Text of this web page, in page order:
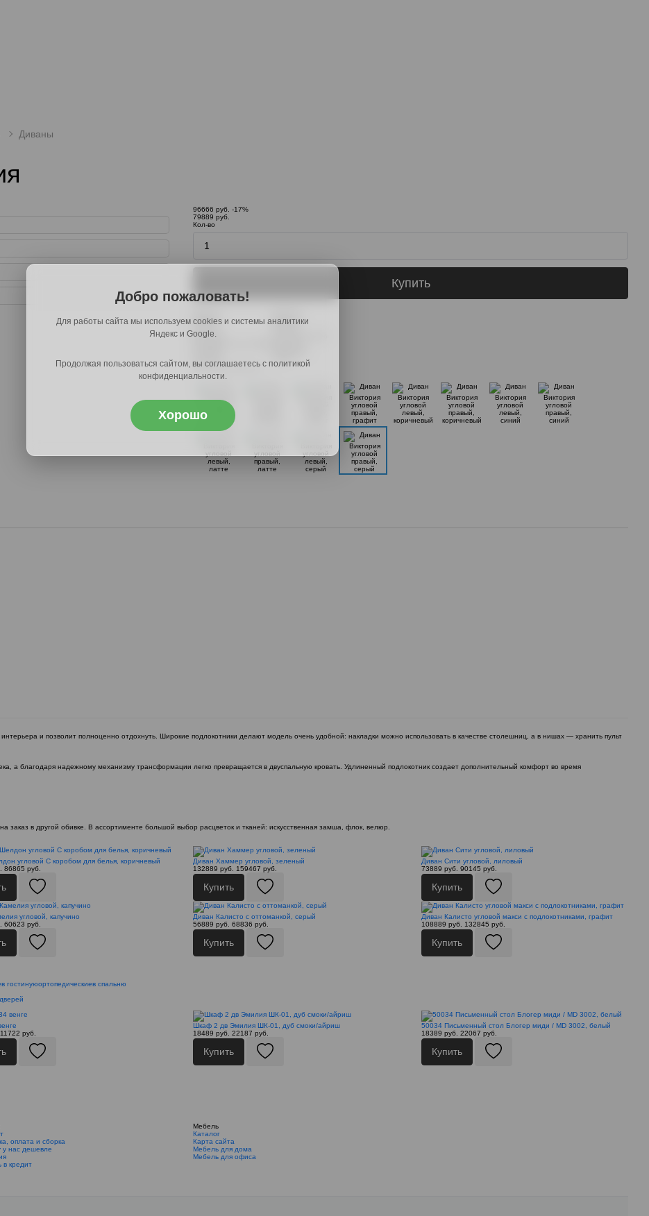
Диваны
96666 руб. -17%
79889 руб.
Кол-во
Купить
Глубина
1650 мм.
Высота
Доставим
Доступные варианты
и позволит полноценно отдохнуть. Широкие подлокотники делают модель очень удобной: накладки можно использовать в качестве столешниц, а в нишах — хранить пульт
а благодаря надежному механизму трансформации легко превращается в двуспальную кровать. Удлиненный подлокотник создает дополнительный комфорт во время
в другой обивке. В ассортименте большой выбор расцветок и тканей: искусственная замша, флок, велюр.
угловой С коробом для белья, коричневый
86865 руб.
Диван Хаммер угловой, зеленый
132889 руб. 159467 руб.
Купить
Диван Сити угловой, лиловый
73889 руб. 90145 руб.
Купить
угловой, капучино
60623 руб.
Диван Калисто с оттоманкой, серый
56889 руб. 68836 руб.
Купить
Диван Калисто угловой макси с подлокотниками, графит
108889 руб. 132845 руб.
Купить
в гостинуюортопедическиев спальню
11722 руб.
Шкаф 2 дв Эмилия ШК-01, дуб смоки/айриш
18489 руб. 22187 руб.
Купить
50034 Письменный стол Блогер миди / MD 3002, белый
18389 руб. 22067 руб.
Купить
оплата и сборка
у нас дешевле
в кредит
Мебель
Каталог
Карта сайта
Мебель для дома
Мебель для офиса
Добро пожаловать!
Для работы сайта мы используем cookies и системы аналитики
Яндекс и Google.
Продолжая пользоваться сайтом, вы соглашаетесь с политикой
конфиденциальности.
Хорошо